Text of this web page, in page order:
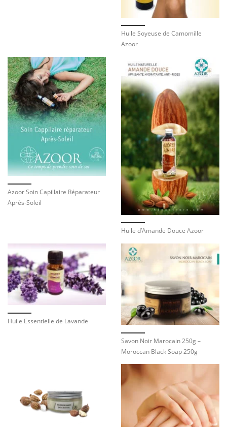
Huile Soyeuse de Camomille
Azoor
Azoor Soin Capillaire Réparateur
Après-Soleil
Huile d’Amande Douce Azoor
Huile Essentielle de Lavande
Savon Noir Marocain 250g –
Moroccan Black Soap 250g